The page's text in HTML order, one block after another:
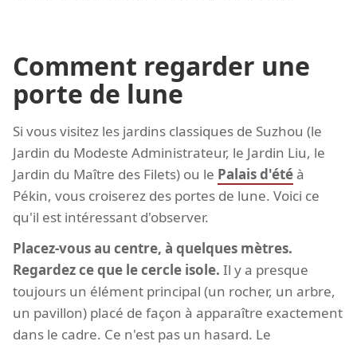
Comment regarder une
porte de lune
Si vous visitez les jardins classiques de Suzhou (le
Jardin du Modeste Administrateur, le Jardin Liu, le
Jardin du Maître des Filets) ou le Palais d'étéà
Pékin, vous croiserez des portes de lune. Voici ce
qu'il est intéressant d'observer.
Placez-vous au centre, à quelques mètres.
Regardez ce que le cercle isole. Il y a presque
toujours un élément principal (un rocher, un arbre,
un pavillon) placé de façon à apparaître exactement
dans le cadre. Ce n'est pas un hasard. Le